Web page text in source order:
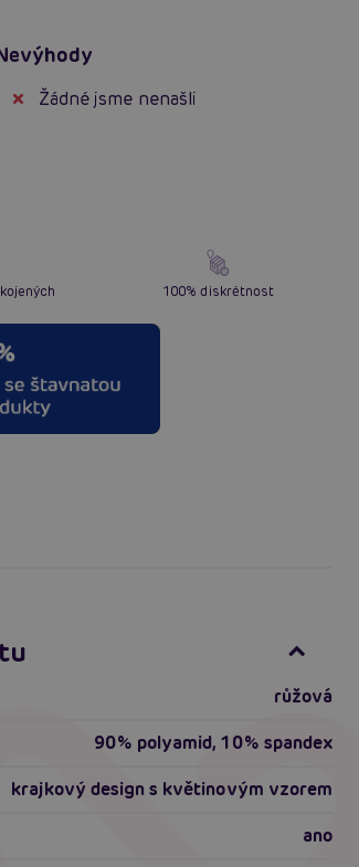
Žádné jsme nenašli
100% diskrétnost
růžová
90% polyamid, 10% spandex
krajkový design s květinovým vzorem
ano